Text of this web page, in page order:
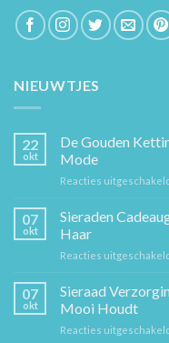
NIEUWTJES
22
okt
De Gouden
Mode
Reacties
07
okt
Sieraden
Haar
Reacties
07
okt
Sieraad
Mooi Houdt
Reacties